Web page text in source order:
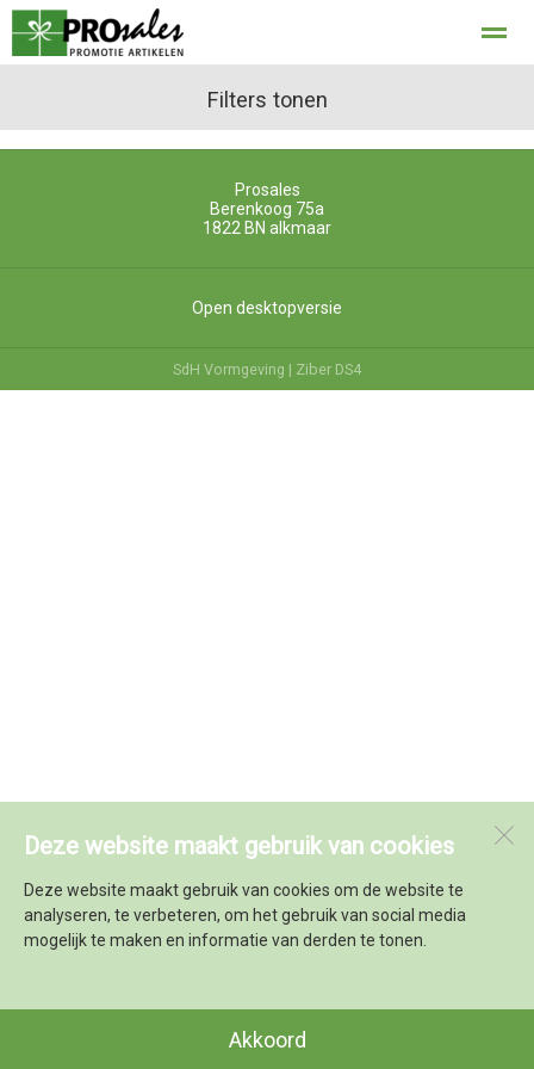
E-mail
Deze website maakt gebruik van cookies
Deze website maakt gebruik van cookies om de website te
analyseren, te verbeteren, om het gebruik van social media
mogelijk te maken en informatie van derden te tonen.
Akkoord
Filters tonen
Prosales
Berenkoog 75a
1822 BN alkmaar
Open desktopversie
SdH Vormgeving | Ziber DS4